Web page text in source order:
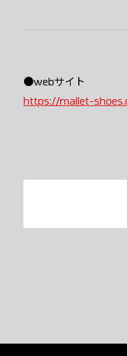
●webサイト
https://mallet-